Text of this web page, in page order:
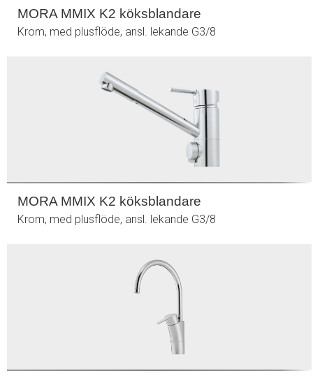
MORA MMIX K2 köksblandare
Krom, med plusflöde, ansl. lekande G3/8
MORA MMIX K2 köksblandare
Krom, med plusflöde, ansl. lekande G3/8